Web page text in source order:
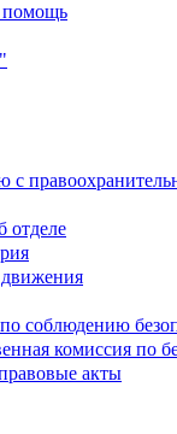
помощь
с
отделе
движения
соблюдению
комиссия по
акты